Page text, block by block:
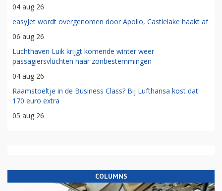
04 aug 26
easyJet wordt overgenomen door Apollo, Castlelake haakt af
06 aug 26
Luchthaven Luik krijgt komende winter weer
passagiersvluchten naar zonbestemmingen
04 aug 26
Raamstoeltje in de Business Class? Bij Lufthansa kost dat
170 euro extra
05 aug 26
COLUMNS